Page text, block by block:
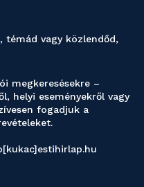
témád vagy közlendőd,
megkeresésekre –
helyi eseményekről vagy
fogadjuk a